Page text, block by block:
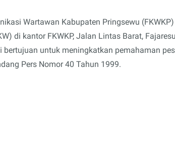
Wartawan Kabupaten Pringsewu
di kantor FKWKP, Jalan Lintas Barat,
untuk meningkatkan pemahaman
Pers Nomor 40 Tahun 1999.